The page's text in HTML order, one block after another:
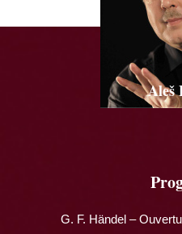
Aleš
G. F. Händel –